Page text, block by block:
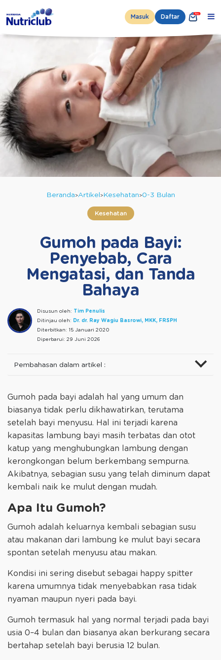
Masuk Daftar
Beranda Artikel Kesehatan 0-3 Bulan
Kesehatan
Gumoh pada Bayi:
Penyebab, Cara
Mengatasi, dan Tanda
Bahaya
Disusun oleh: Tim Penulis
Ditinjau oleh: Dr. dr. Ray Wagiu Basrowi, MKK, FRSPH
Diterbitkan: 15 Januari 2020
Diperbarui: 29 Juni 2026
Pembahasan dalam artikel :
Gumoh pada bayi adalah hal yang umum dan
biasanya tidak perlu dikhawatirkan, terutama
setelah bayi menyusu. Hal ini terjadi karena
kapasitas lambung bayi masih terbatas dan otot
katup yang menghubungkan lambung dengan
kerongkongan belum berkembang sempurna.
Akibatnya, sebagian susu yang telah diminum dapat
kembali naik ke mulut dengan mudah.
Apa Itu Gumoh?
Gumoh adalah keluarnya kembali sebagian susu
atau makanan dari lambung ke mulut bayi secara
spontan setelah menyusu atau makan.
Kondisi ini sering disebut sebagai happy spitter
karena umumnya tidak menyebabkan rasa tidak
nyaman maupun nyeri pada bayi.
Gumoh termasuk hal yang normal terjadi pada bayi
usia 0–4 bulan dan biasanya akan berkurang secara
bertahap setelah bayi berusia 12 bulan.